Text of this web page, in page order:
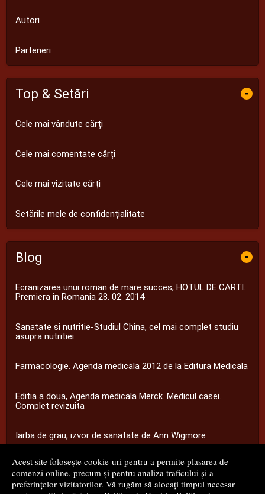
Acest site folosește cookie-uri pentru a permite plasarea de
comenzi online, precum și pentru analiza traficului și a
preferințelor vizitatorilor. Vă rugăm să alocați timpul necesar
Autori
Parteneri
Top & Setări -
Cele mai vândute cărți
Cele mai comentate cărți
Cele mai vizitate cărți
Setările mele de confidențialitate
Blog -
Ecranizarea unui roman de mare succes, HOTUL DE CARTI.
Premiera in Romania 28. 02. 2014
Sanatate si nutritie-Studiul China, cel mai complet studiu
asupra nutritiei
Farmacologie. Agenda medicala 2012 de la Editura Medicala
Editia a doua, Agenda medicala Merck. Medicul casei.
Complet revizuita
Iarba de grau, izvor de sanatate de Ann Wigmore
...toate știrile